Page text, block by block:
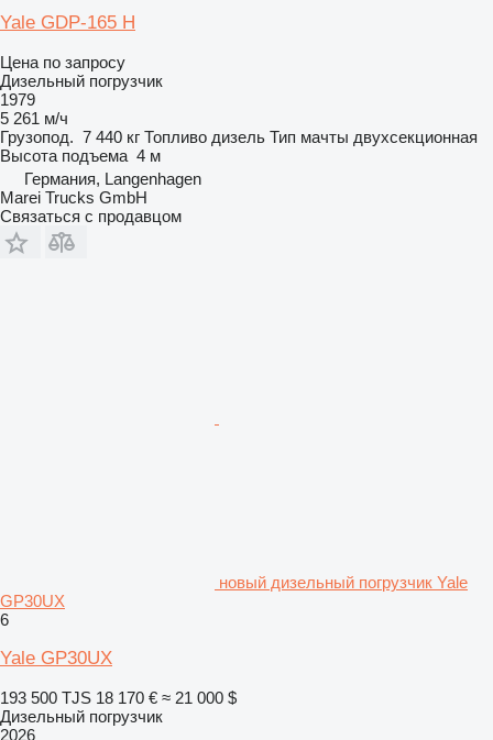
Yale GDP-165 H
Цена по запросу
Дизельный погрузчик
1979
5 261 м/ч
Грузопод. 7 440 кг Топливо дизель Тип мачты двухсекционная
Высота подъема 4 м
Германия, Langenhagen
Marei Trucks GmbH
Связаться с продавцом
новый дизельный погрузчик Yale
GP30UX
6
Yale GP30UX
193 500 TJS 18 170 € ≈ 21 000 $
Дизельный погрузчик
2026